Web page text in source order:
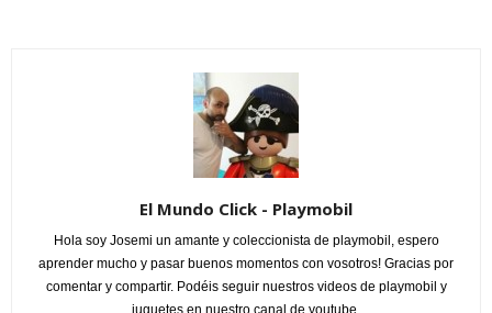
El Mundo Click - Playmobil
Hola soy Josemi un amante y coleccionista de playmobil, espero
aprender mucho y pasar buenos momentos con vosotros! Gracias por
comentar y compartir. Podéis seguir nuestros videos de playmobil y
juguetes en nuestro canal de youtube.